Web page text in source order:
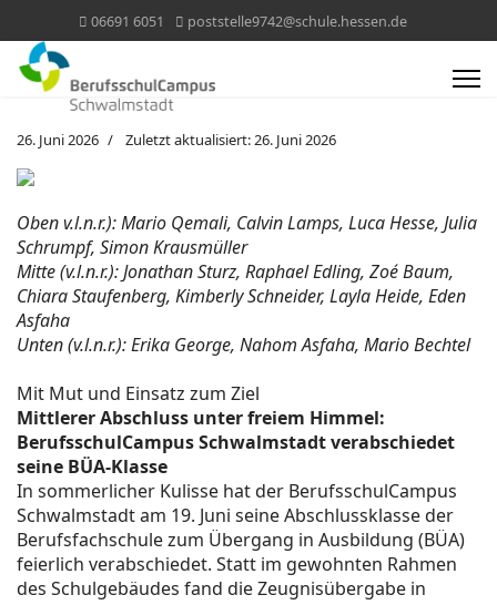
06691 6051 poststelle9742@schule.hessen.de
26. Juni 2026 Zuletzt aktualisiert: 26. Juni 2026
Oben v.l.n.r.): Mario Qemali, Calvin Lamps, Luca Hesse, Julia
Schrumpf, Simon Krausmüller
Mitte (v.l.n.r.): Jonathan Sturz, Raphael Edling, Zoé Baum,
Chiara Staufenberg, Kimberly Schneider, Layla Heide, Eden
Asfaha
Unten (v.l.n.r.): Erika George, Nahom Asfaha, Mario Bechtel
Mit Mut und Einsatz zum Ziel
Mittlerer Abschluss unter freiem Himmel:
BerufsschulCampus Schwalmstadt verabschiedet
seine BÜA-Klasse
In sommerlicher Kulisse hat der BerufsschulCampus
Schwalmstadt am 19. Juni seine Abschlussklasse der
Berufsfachschule zum Übergang in Ausbildung (BÜA)
feierlich verabschiedet. Statt im gewohnten Rahmen
des Schulgebäudes fand die Zeugnisübergabe in